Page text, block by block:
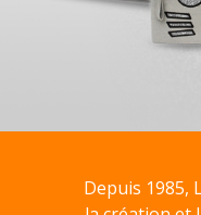
Depuis 1985,